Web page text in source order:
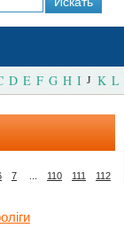
D E F G H I J K L
7 110 111 112